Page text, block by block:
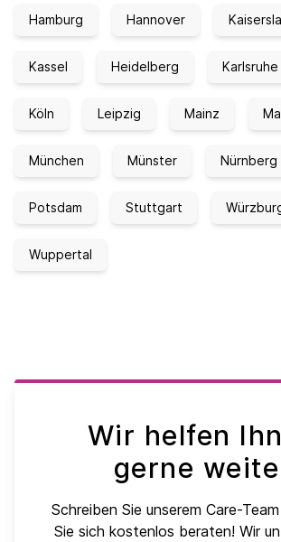
Hamburg Hannover
Kassel Heidelberg Karlsruhe
Köln Leipzig Mainz
München Münster Nürnberg
Potsdam Stuttgart
Wuppertal
Wir helfen
gerne
Schreiben Sie unserem Care-
Sie sich kostenlos beraten! Wir